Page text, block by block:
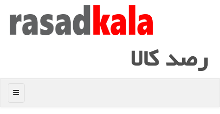
رصد كالا
منو